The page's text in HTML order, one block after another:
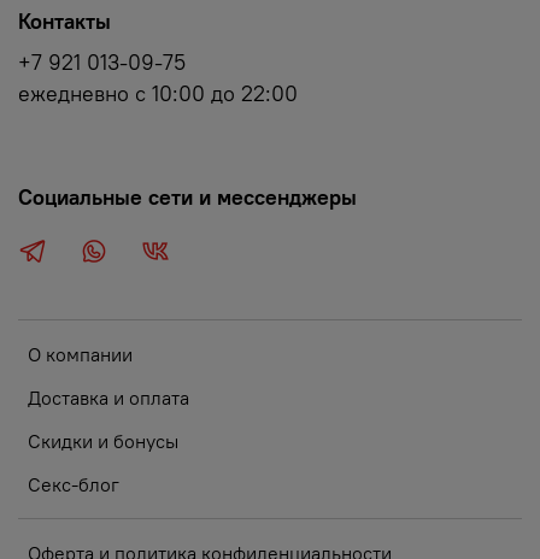
О компании
Доставка и оплата
Скидки и бонусы
Секс-блог
Оферта и политика конфиденциальности
Контакты
+7 921 013-09-75
ежедневно с 10:00 до 22:00
Социальные сети и мессенджеры